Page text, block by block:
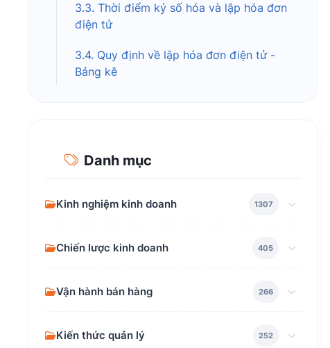
3.3. Thời điểm ký số hóa và lập hóa đơn
điện tử
3.4. Quy định về lập hóa đơn điện tử -
Bảng kê
Danh mục
Kinh nghiệm kinh doanh 1307
Chiến lược kinh doanh 405
Vận hành bán hàng 266
Kiến thức quản lý 252